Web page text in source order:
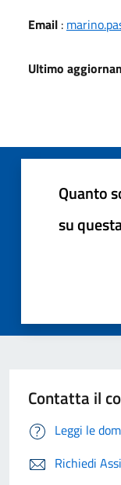
Email :
Ultimo
Quanto
su
Contatta il
Leggi le
Richiedi